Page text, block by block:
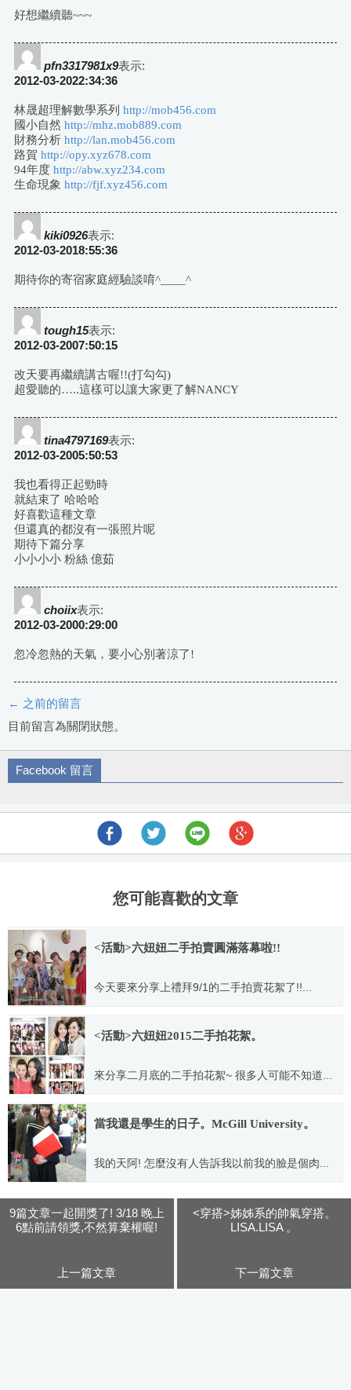
好想繼續聽~~~
pfn3317981x9表示:
2012-03-2022:34:36
林晟超理解數學系列 http://mob456.com
國小自然 http://mhz.mob889.com
財務分析 http://lan.mob456.com
路賀 http://opy.xyz678.com
94年度 http://abw.xyz234.com
生命現象 http://fjf.xyz456.com
kiki0926表示:
2012-03-2018:55:36
期待你的寄宿家庭經驗談唷^____^
tough15表示:
2012-03-2007:50:15
改天要再繼續講古喔!!(打勾勾)
超愛聽的…..這樣可以讓大家更了解NANCY
tina4797169表示:
2012-03-2005:50:53
我也看得正起勁時
就結束了 哈哈哈
好喜歡這種文章
但還真的都沒有一張照片呢
期待下篇分享
小小小小 粉絲 億茹
choiix表示:
2012-03-2000:29:00
忽冷忽熱的天氣，要小心別著涼了!
評
論
導
← 之前的留言
目前留言為關閉狀態。
Facebook 留言
您可能喜歡的文章
<活動>六妞妞二手拍賣圓滿落幕啦!!
今天要來分享上禮拜9/1的二手拍賣花絮了!!...
2012.09.09
<活動>六妞妞2015二手拍花絮。
來分享二月底的二手拍花絮~ 很多人可能不知道...
2015.03.09
當我還是學生的日子。McGill University。
我的天阿! 怎麼沒有人告訴我以前我的臉是個肉...
9篇文章一起開獎了! 3/18 晚上
6點前請領獎,不然算棄權喔!
上一篇文章
<穿搭>姊姊系的帥氣穿搭。
LISA.LISA 。
下一篇文章